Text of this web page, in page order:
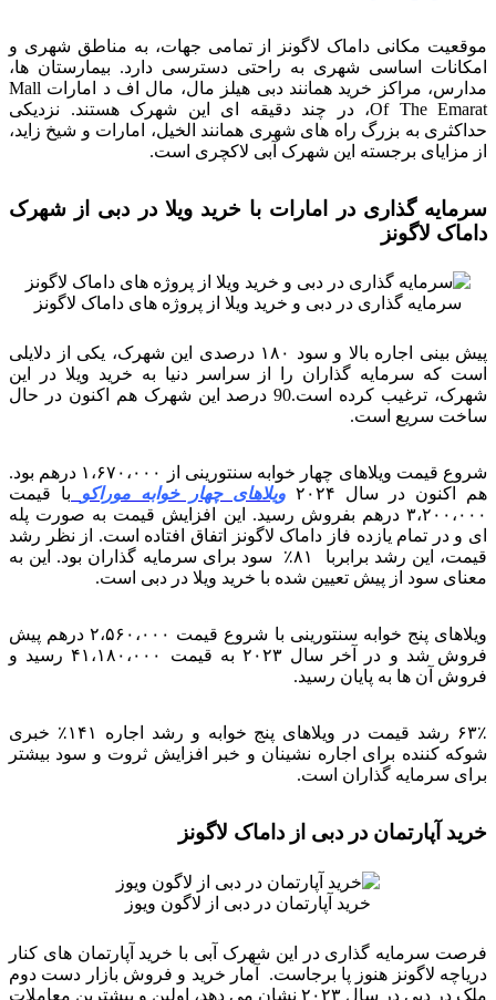
موقعیت مکانی داماک لاگونز از تمامی جهات، به مناطق شهری و
امکانات اساسی شهری به راحتی دسترسی دارد. بیمارستان ها،
مدارس، مراکز خرید همانند دبی هیلز مال، مال اف د امارات Mall
Of The Emarat، در چند دقیقه ای این شهرک هستند. نزدیکی
حداکثری به بزرگ راه های شهری همانند الخیل، امارات و شیخ زاید،
از مزایای برجسته این شهرک آبی لاکچری است.
سرمایه گذاری در امارات با خرید ویلا در دبی از شهرک
داماک لاگونز
سرمایه گذاری در دبی و خرید ویلا از پروژه های داماک لاگونز
پیش بینی اجاره بالا و سود ۱۸۰ درصدی این شهرک، یکی از دلایلی
است که سرمایه گذاران را از سراسر دنیا به خرید ویلا در این
شهرک، ترغیب کرده است.90 درصد این شهرک هم اکنون در حال
ساخت سریع است.
شروع قیمت ویلاهای چهار خوابه سنتورینی از ۱،۶۷۰،۰۰۰ درهم بود.
هم اکنون در سال ۲۰۲۴
ویلاهای چهار خوابه موراکو
با قیمت
۳،۲۰۰،۰۰۰ درهم بفروش رسید. این افزایش قیمت به صورت پله
ای و در تمام یازده فاز داماک لاگونز اتفاق افتاده است. از نظر رشد
قیمت، این رشد برابربا ۸۱٪ سود برای سرمایه گذاران بود. این به
معنای سود از پیش تعیین شده با خرید ویلا در دبی است.
ویلاهای پنج خوابه سنتورینی با شروع قیمت ۲،۵۶۰،۰۰۰ درهم پیش
فروش شد و در آخر سال ۲۰۲۳ به قیمت ۴۱،۱۸۰،۰۰۰ رسید و
فروش آن ها به پایان رسید.
۶۳٪ رشد قیمت در ویلاهای پنج خوابه و رشد اجاره ۱۴۱٪ خبری
شوکه کننده برای اجاره نشینان و خبر افزایش ثروت و سود بیشتر
برای سرمایه گذاران است.
خرید آپارتمان در دبی از داماک لاگونز
خرید آپارتمان در دبی از لاگون ویوز
فرصت سرمایه گذاری در این شهرک آبی با خرید آپارتمان های کنار
دریاچه لاگونز هنوز پا برجاست. آمار خرید و فروش بازار دست دوم
ملک در دبی در سال ۲۰۲۳ نشان می دهد، اولین و بیشترین معاملات